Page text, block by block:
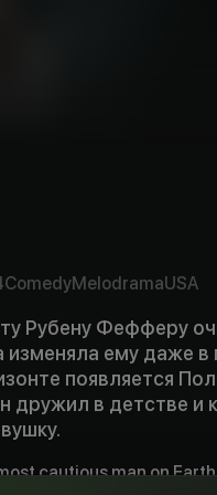
ComedyMelodramaUSA
Рубену Фефферу
изменяла ему даже
появляется
дружил в детстве и
cautious man on